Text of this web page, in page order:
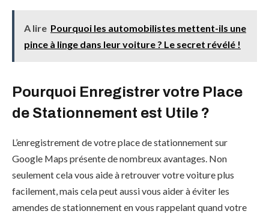
A lire Pourquoi les automobilistes mettent-ils une
pince à linge dans leur voiture ? Le secret révélé !
Pourquoi Enregistrer votre Place
de Stationnement est Utile ?
L’enregistrement de votre place de stationnement sur
Google Maps présente de nombreux avantages. Non
seulement cela vous aide à retrouver votre voiture plus
facilement, mais cela peut aussi vous aider à éviter les
amendes de stationnement en vous rappelant quand votre